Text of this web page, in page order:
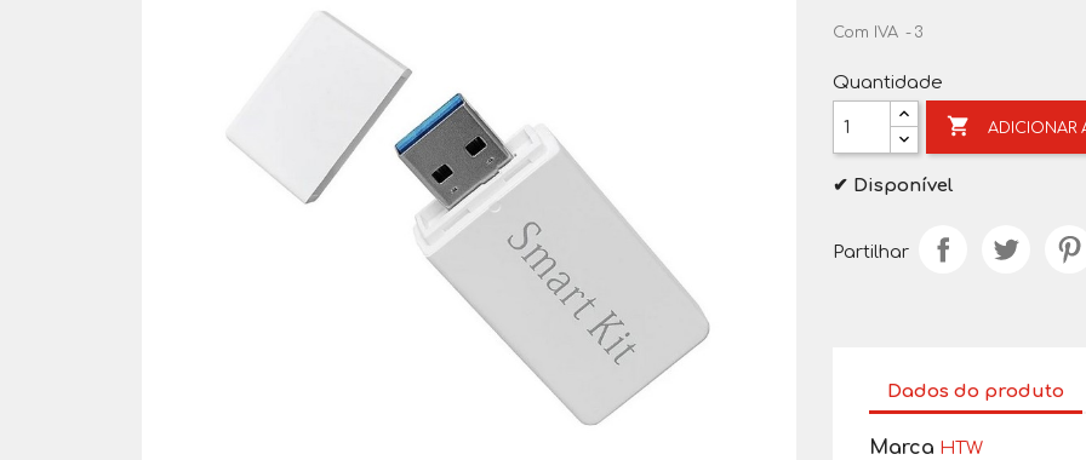
Com IVA 3
Quantidade
 ADICIONAR
✔ Disponível
Partilhar
Dados do produto
Marca HTW